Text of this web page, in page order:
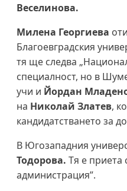
Веселинова.
Милена Георгиева
Благоевградския
тя ще следва
специалност, но в
учи и Йордан
на Николай Златев,
кандидатстването за
В Югозападния
Тодорова. Тя е приета
администрация”.